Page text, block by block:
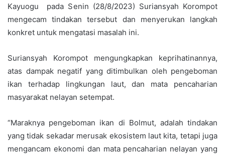
Kayuogu pada Senin (28/8/2023) Suriansyah Korompot
mengecam tindakan tersebut dan menyerukan langkah
konkret untuk mengatasi masalah ini.
Suriansyah Korompot mengungkapkan keprihatinannya,
atas dampak negatif yang ditimbulkan oleh pengeboman
ikan terhadap lingkungan laut, dan mata pencaharian
masyarakat nelayan setempat.
“Maraknya pengeboman ikan di Bolmut, adalah tindakan
yang tidak sekadar merusak ekosistem laut kita, tetapi juga
mengancam ekonomi dan mata pencaharian nelayan yang